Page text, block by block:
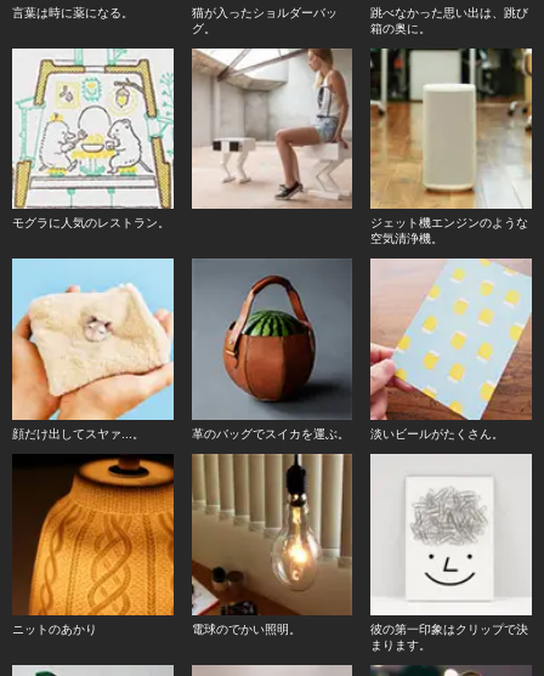
言葉は時に薬になる。
猫が入ったショルダーバッ
グ。
跳べなかった思い出は、跳び
箱の奥に。
モグラに人気のレストラン。
ジェット機エンジンのような
空気清浄機。
顔だけ出してスヤァ...。 革のバッグでスイカを運ぶ。 淡いビールがたくさん。
ニットのあかり 電球のでかい照明。
彼の第一印象はクリップで決
まります。